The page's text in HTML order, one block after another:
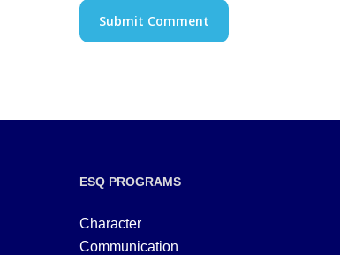
ESQ PROGRAMS
Character
Communication